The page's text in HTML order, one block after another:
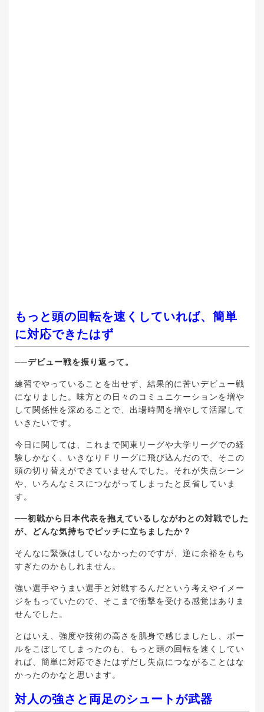
もっと頭の回転を速くしていれば、簡単
に対応できたはず
──デビュー戦を振り返って。
練習でやっていることを出せず、結果的に苦いデビュー戦
になりました。味方との日々のコミュニケーションを増や
して関係性を深めることで、出場時間を増やして活躍して
いきたいです。
今日に関しては、これまで関東リーグや大学リーグでの経
験しかなく、いきなりＦリーグに飛び込んだので、そこの
頭の切り替えができていませんでした。それが失点シーン
や、いろんなミスにつながってしまったと反省していま
す。
──初戦から日本代表を抱えているしながわとの対戦でした
が、どんな気持ちでピッチに立ちましたか？
そんなに緊張はしていなかったのですが、逆に余裕をもち
すぎたのかもしれません。
強い選手やうまい選手と対戦するんだという考えやイメー
ジをもっていたので、そこまで衝撃を受ける感覚はありま
せんでした。
とはいえ、強度や技術の高さを肌身で感じましたし、ボー
ルをこぼしてしまったのも、もっと頭の回転を速くしてい
れば、簡単に対応できたはずだし失点につながることはな
かったのかなと思います。
対人の強さと両足のシュートが武器